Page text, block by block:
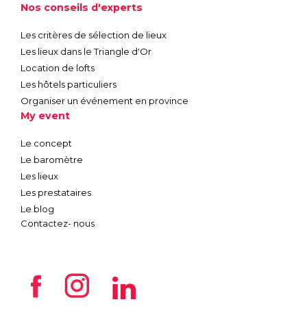
Nos conseils d'experts
Les critères de sélection de lieux
Les lieux dans le Triangle d'Or
Location de lofts
Les hôtels particuliers
Organiser un événement en province
My event
Le concept
Le baromètre
Les lieux
Les prestataires
Le blog
Contactez- nous